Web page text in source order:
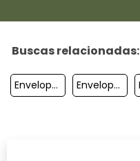
Buscas relacionadas:
Envelopes De Coex Para Correspondencia Envelopes Plasticos Para Documento Coex